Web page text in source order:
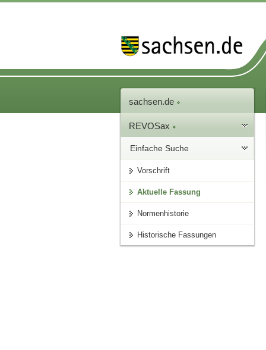
sachsen.de
REVOSax
Einfache Suche
Vorschrift
Aktuelle Fassung
Normenhistorie
Historische Fassungen